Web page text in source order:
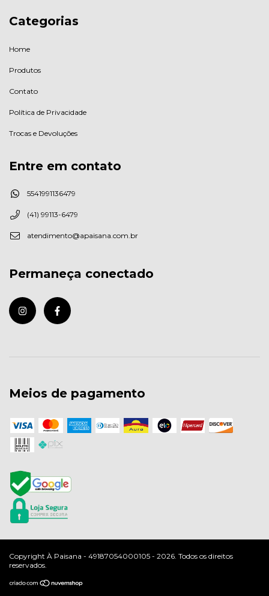
Categorias
Home
Produtos
Contato
Política de Privacidade
Trocas e Devoluções
Entre em contato
5541991136479
(41) 99113-6479
atendimento@apaisana.com.br
Permaneça conectado
Meios de pagamento
Copyright À Paisana - 49187054000105 - 2026. Todos os direitos
reservados.